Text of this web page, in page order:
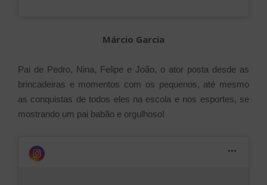
Márcio Garcia
Pai de Pedro, Nina, Felipe e João, o ator posta desde as
brincadeiras e momentos com os pequenos, até mesmo
as conquistas de todos eles na escola e nos esportes, se
mostrando um pai babão e orgulhoso!